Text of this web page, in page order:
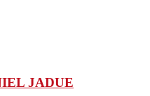
JADUE